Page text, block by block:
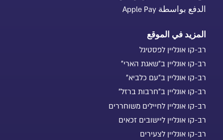
الدفع بواسطة Apple Pay
المزيد في الموقع
רב-קו אונליין לפסטיגל
רב-קו אונליין ב"שאגת הארי"
רב-קו אונליין ב"עם כלביא"
רב-קו אונליין ב"חרבות ברזל"
רב-קו אונליין לחיילים משוחררים
רב-קו אונליין ליישובים זכאים
רב-קו אונליין לצעירים